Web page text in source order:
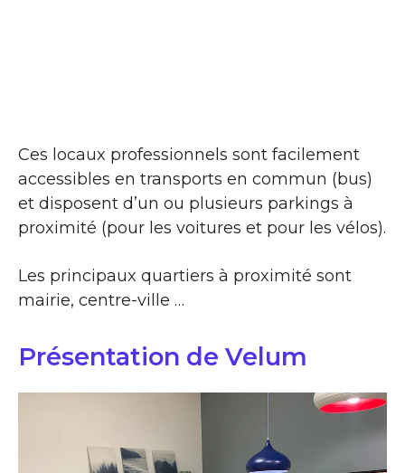
Ces locaux professionnels sont facilement
accessibles en transports en commun (bus)
et disposent d’un ou plusieurs parkings à
proximité (pour les voitures et pour les vélos).
Les principaux quartiers à proximité sont
mairie, centre-ville …
Présentation de Velum